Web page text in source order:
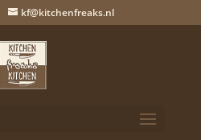
kf@kitchenfreaks.nl